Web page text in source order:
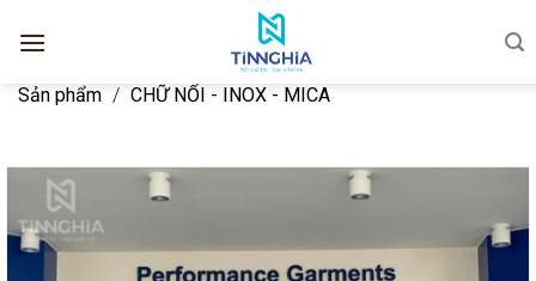
Sản phẩm / CHỮ NỔI - INOX - MICA